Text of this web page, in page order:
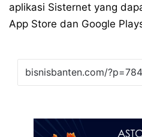
aplikasi Sisternet yang
App Store dan Google